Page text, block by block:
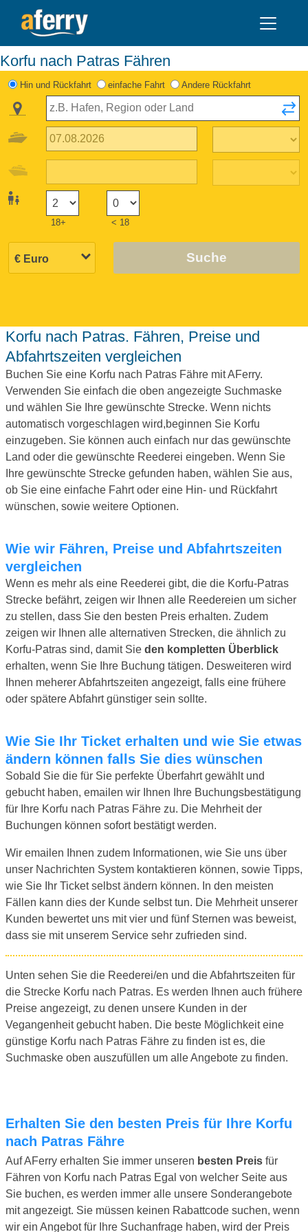
Korfu nach Patras Fähren
Hin und Rückfahrt einfache Fahrt Andere Rückfahrt
18+ < 18
Suche
Korfu nach Patras. Fähren, Preise und
Abfahrtszeiten vergleichen
Buchen Sie eine Korfu nach Patras Fähre mit AFerry.
Verwenden Sie einfach die oben angezeigte Suchmaske
und wählen Sie Ihre gewünschte Strecke. Wenn nichts
automatisch vorgeschlagen wird,beginnen Sie Korfu
einzugeben. Sie können auch einfach nur das gewünschte
Land oder die gewünschte Reederei eingeben. Wenn Sie
Ihre gewünschte Strecke gefunden haben, wählen Sie aus,
ob Sie eine einfache Fahrt oder eine Hin- und Rückfahrt
wünschen, sowie weitere Optionen.
Wie wir Fähren, Preise und Abfahrtszeiten
vergleichen
Wenn es mehr als eine Reederei gibt, die die Korfu-Patras
Strecke befährt, zeigen wir Ihnen alle Reedereien um sicher
zu stellen, dass Sie den besten Preis erhalten. Zudem
zeigen wir Ihnen alle alternativen Strecken, die ähnlich zu
Korfu-Patras sind, damit Sie den kompletten Überblick
erhalten, wenn Sie Ihre Buchung tätigen. Desweiteren wird
Ihnen meherer Abfahrtszeiten angezeigt, falls eine frühere
oder spätere Abfahrt günstiger sein sollte.
Wie Sie Ihr Ticket erhalten und wie Sie etwas
ändern können falls Sie dies wünschen
Sobald Sie die für Sie perfekte Überfahrt gewählt und
gebucht haben, emailen wir Ihnen Ihre Buchungsbestätigung
für Ihre Korfu nach Patras Fähre zu. Die Mehrheit der
Buchungen können sofort bestätigt werden.
Wir emailen Ihnen zudem Informationen, wie Sie uns über
unser Nachrichten System kontaktieren können, sowie Tipps,
wie Sie Ihr Ticket selbst ändern können. In den meisten
Fällen kann dies der Kunde selbst tun. Die Mehrheit unserer
Kunden bewertet uns mit vier und fünf Sternen was beweist,
dass sie mit unserem Service sehr zufrieden sind.
Unten sehen Sie die Reederei/en und die Abfahrtszeiten für
die Strecke Korfu nach Patras. Es werden Ihnen auch frühere
Preise angezeigt, zu denen unsere Kunden in der
Vegangenheit gebucht haben. Die beste Möglichkeit eine
günstige Korfu nach Patras Fähre zu finden ist es, die
Suchmaske oben auszufüllen um alle Angebote zu finden.
Erhalten Sie den besten Preis für Ihre Korfu
nach Patras Fähre
Auf AFerry erhalten Sie immer unseren besten Preis für
Fähren von Korfu nach Patras Egal von welcher Seite aus
Sie buchen, es werden immer alle unsere Sonderangebote
mit angezeigt. Sie müssen keinen Rabattcode suchen, wenn
wir ein Angebot für Ihre Suchanfrage haben, wird der Preis